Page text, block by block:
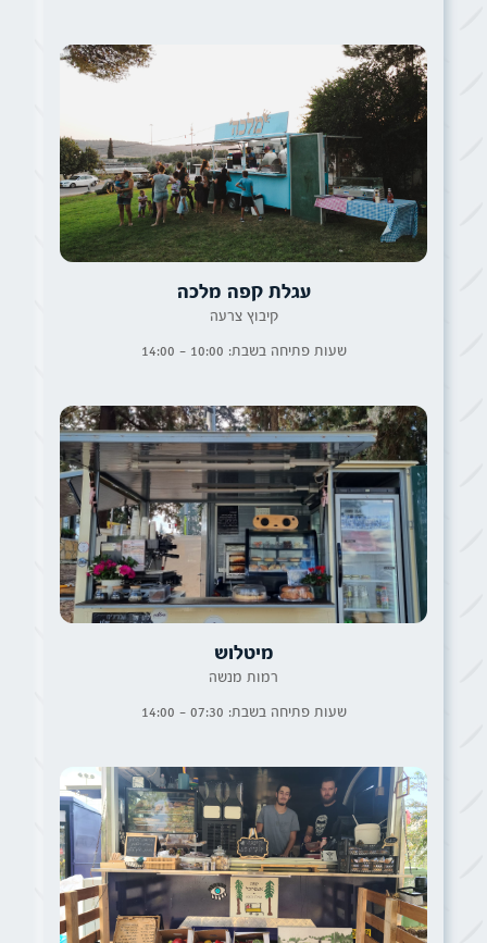
עגלת קפה מלכה
קיבוץ צרעה
שעות פתיחה בשבת: 10:00 - 14:00
מיטלוש
רמות מנשה
שעות פתיחה בשבת: 07:30 - 14:00